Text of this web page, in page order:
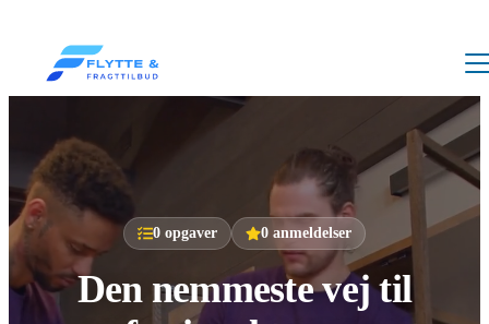
0 opgaver 0 anmeldelser
Den nemmeste vej til